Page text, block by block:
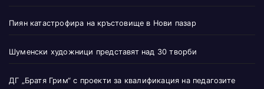
Пиян катастрофира на кръстовище в Нови пазар
Шуменски художници представят над 30 творби
ДГ „Братя Грим“ с проекти за квалификация на педагозите